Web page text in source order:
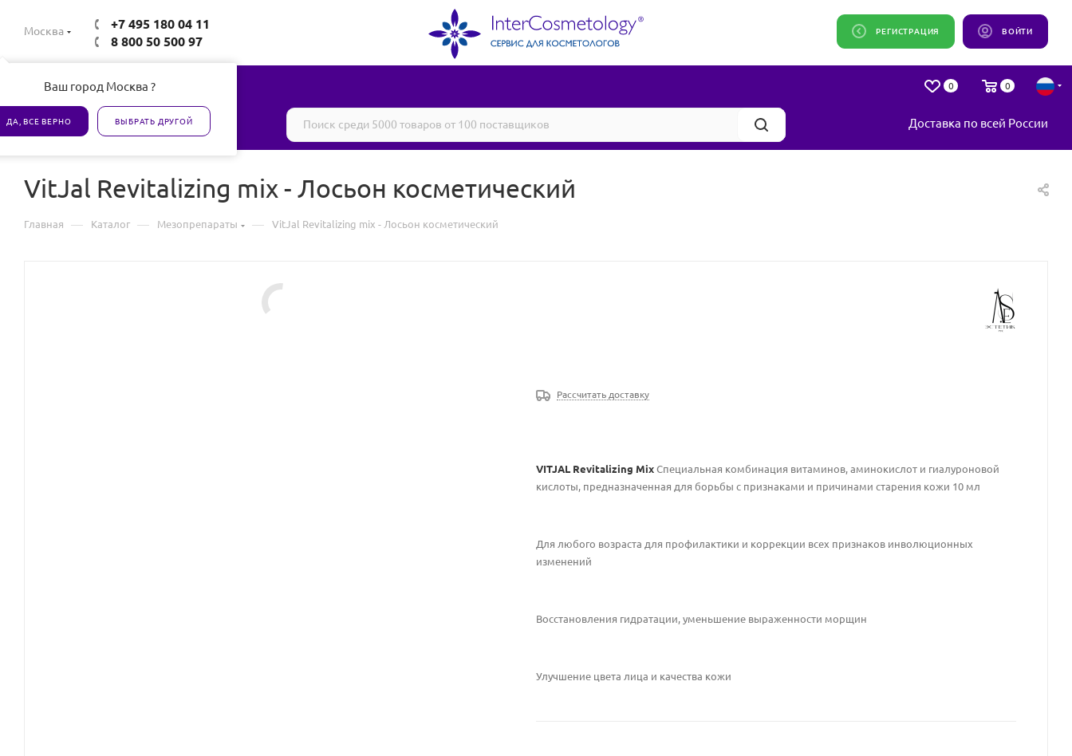
Москва
Ваш город Москва ?
ДА, ВСЕ ВЕРНО ВЫБРАТЬ ДРУГОЙ
+7 495 180 04 11
8 800 50 500 97
ВОЙТИ
РЕГИСТРАЦИЯ
0 0
Все товары сертифицированы Доставка по всей России
VitJal Revitalizing mix - Лосьон косметический
Главная — Каталог — Мезопрепараты — VitJal Revitalizing mix - Лосьон косметический
Рассчитать доставку
VITJAL Revitalizing Mix Специальная комбинация витаминов, аминокислот и гиалуроновой
кислоты, предназначенная для борьбы с признаками и причинами старения кожи 10 мл
Для любого возраста для профилактики и коррекции всех признаков инволюционных
изменений
Восстановления гидратации, уменьшение выраженности морщин
Улучшение цвета лица и качества кожи